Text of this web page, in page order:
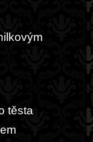
těsta